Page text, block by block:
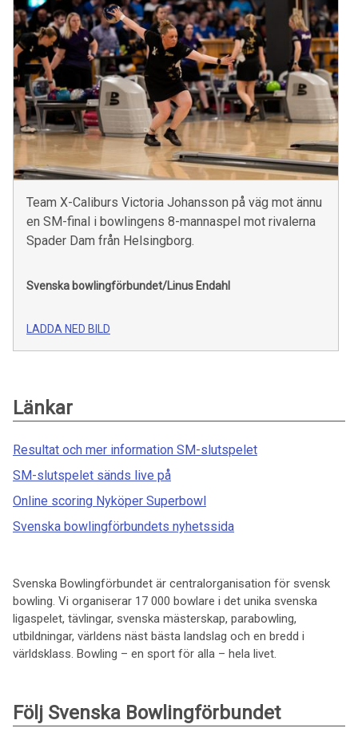
Team X-Caliburs Victoria Johansson på väg mot ännu
en SM-final i bowlingens 8-mannaspel mot rivalerna
Spader Dam från Helsingborg.
Svenska bowlingförbundet/Linus Endahl
LADDA NED BILD
Länkar
Resultat och mer information SM-slutspelet
SM-slutspelet sänds live på
Online scoring Nyköper Superbowl
Svenska bowlingförbundets nyhetssida
Svenska Bowlingförbundet är centralorganisation för svensk
bowling. Vi organiserar 17 000 bowlare i det unika svenska
ligaspelet, tävlingar, svenska mästerskap, parabowling,
utbildningar, världens näst bästa landslag och en bredd i
världsklass. Bowling – en sport för alla – hela livet.
Följ Svenska Bowlingförbundet